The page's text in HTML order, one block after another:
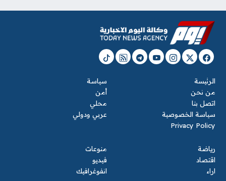
الرئيسة
من نحن
اتصل بنا
سياسة الخصوصية
Privacy Policy
سياسة
أمن
محلي
عربي ودولي
رياضة
اقتصاد
اراء
منوعات
فيديو
انفوغرافيك